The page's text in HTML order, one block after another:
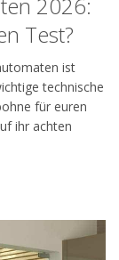
2026:
Test?
ist
technische
für euren
ihr achten